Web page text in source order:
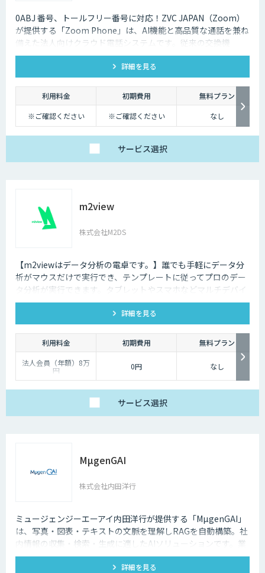
0ABJ 番号、トールフリー番号に対応！ZVC JAPAN（Zoom）
が提供する「Zoom Phone」は、AI機能と高品質な通話を兼ね
備えた法人向けクラウド電話システムです。従来の交換機
（PBX）を必要としないため、導入や運用にかかるコストを大
詳細を見る
利用料金 初期費用
無料プラン
※ご確認ください
※ご確認ください なし
サービス選択
m2view
株式会社M2DS
【m2viewはデータ分析の電卓です。】誰でも手軽にデータ分
析がマウスだけで実行でき、テンプレートに従ってプロのデー
タ分析が実行できます。タブレットやスマホなどマルチデバイ
ス対応で、ブラウザから利用できます。現状分析や需要予測な
ど高度なデータ分析があなたの社内で実現できます。
詳細を見る
利用料金 初期費用
無料プラン
法人会員（年額）8万
円 0円 なし
サービス選択
MµgenGAI
株式会社内田洋行
ミュージェンジーエーアイ内田洋行が提供する「MµgenGAI」
は、写真・図表・テキストの文脈を理解しRAGを自動構築。社
内情報の収集・検索・生成に適したAIソリューションです。業
種を問わず業務効率とナレッジ活用を支援します。
詳細を見る